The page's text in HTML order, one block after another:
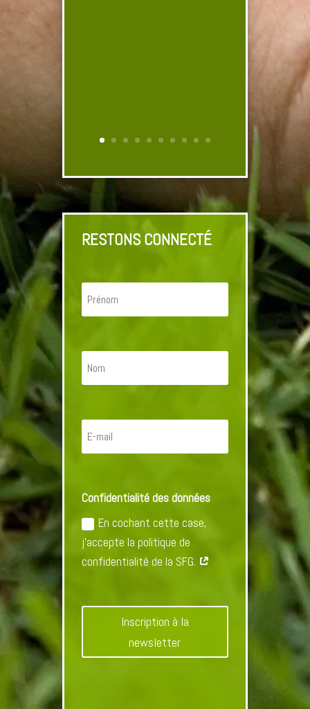
RESTONS CONNECTÉ
Confidentialité des données
En cochant cette case,
j'accepte la politique de
confidentialité de la SFG.
Inscription à la
newsletter